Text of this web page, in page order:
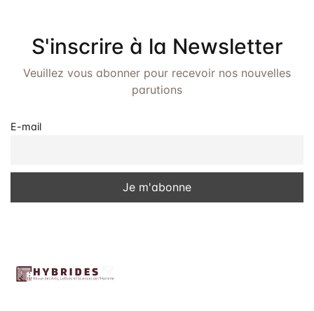
Politique de
Licence
S'inscrire à la Newsletter
Veuillez vous abonner pour recevoir nos nouvelles
parutions
E-mail